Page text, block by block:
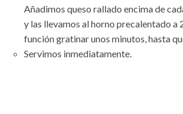
Añadimos queso rallado encima de
y las llevamos al horno precalentado a
función gratinar unos minutos, hasta
Servimos inmediatamente.